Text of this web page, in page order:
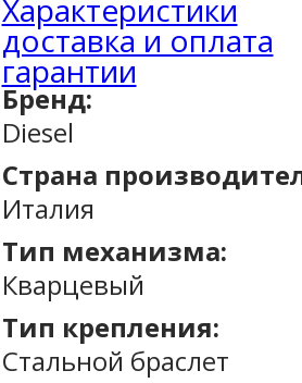
Характеристики
доставка и оплата
гарантии
Бренд:
Diesel
Страна
Италия
Тип механизма:
Кварцевый
Тип крепления:
Стальной браслет